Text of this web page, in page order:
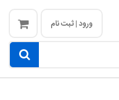
ورود | ثبت نام